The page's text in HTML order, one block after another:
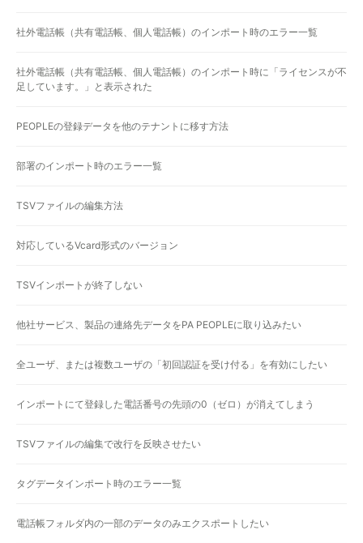
社外電話帳（共有電話帳、個人電話帳）のインポート時のエラー一覧
社外電話帳（共有電話帳、個人電話帳）のインポート時に「ライセンスが不
足しています。」と表示された
PEOPLEの登録データを他のテナントに移す方法
部署のインポート時のエラー一覧
TSVファイルの編集方法
対応しているVcard形式のバージョン
TSVインポートが終了しない
他社サービス、製品の連絡先データをPA PEOPLEに取り込みたい
全ユーザ、または複数ユーザの「初回認証を受け付る」を有効にしたい
インポートにて登録した電話番号の先頭の0（ゼロ）が消えてしまう
TSVファイルの編集で改行を反映させたい
タグデータインポート時のエラー一覧
電話帳フォルダ内の一部のデータのみエクスポートしたい